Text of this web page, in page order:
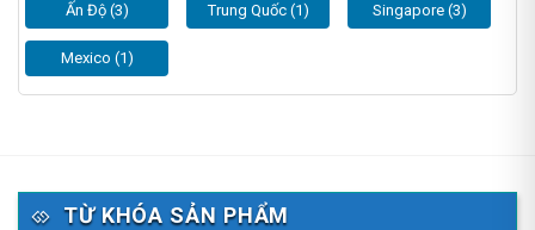
Ấn Độ (3) Trung Quốc (1) Singapore (3)
Mexico (1)
TỪ KHÓA SẢN PHẨM